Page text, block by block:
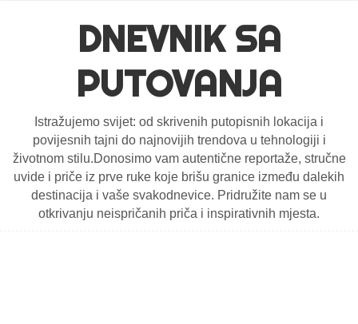
DNEVNIK SA
PUTOVANJA
Istražujemo svijet: od skrivenih putopisnih lokacija i
povijesnih tajni do najnovijih trendova u tehnologiji i
životnom stilu.Donosimo vam autentične reportaže, stručne
uvide i priče iz prve ruke koje brišu granice između dalekih
destinacija i vaše svakodnevice. Pridružite nam se u
otkrivanju neispričanih priča i inspirativnih mjesta.